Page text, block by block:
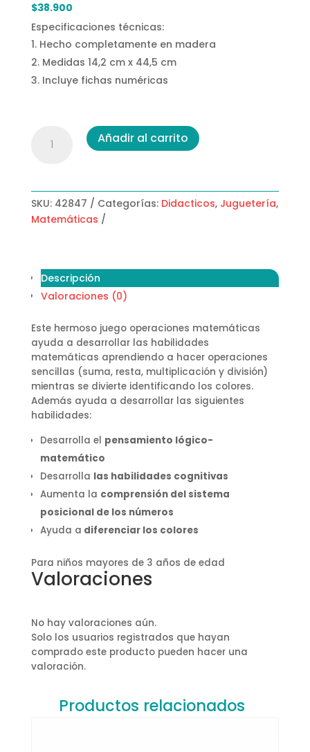
$38.900
Especificaciones técnicas:
Hecho completamente en madera
Medidas 14,2 cm x 44,5 cm
Incluye fichas numéricas
cantidad
Añadir al carrito
SKU: 42847 Categorías: Didacticos, Juguetería,
Matemáticas
Descripción
Valoraciones (0)
Este hermoso juego operaciones matemáticas
ayuda a desarrollar las habilidades
matemáticas aprendiendo a hacer operaciones
sencillas (suma, resta, multiplicación y división)
mientras se divierte identificando los colores.
Además ayuda a desarrollar las siguientes
habilidades:
Desarrolla el pensamiento lógico-
matemático
Desarrolla las habilidades cognitivas
Aumenta la comprensión del sistema
posicional de los números
Ayuda a diferenciar los colores
Para niños mayores de 3 años de edad
Valoraciones
No hay valoraciones aún.
Solo los usuarios registrados que hayan
comprado este producto pueden hacer una
valoración.
Productos relacionados